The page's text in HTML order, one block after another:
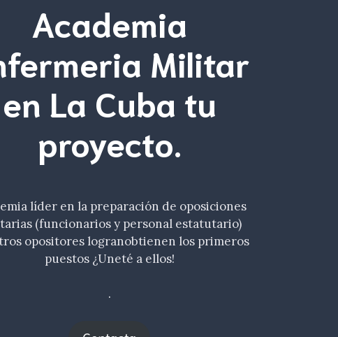
Academia
Militar
en La Cuba tu
proyecto.
líder en la preparación de oposiciones
(funcionarios y personal estatutario)
opositores logranobtienen los primeros
puestos ¿Uneté a ellos!
.